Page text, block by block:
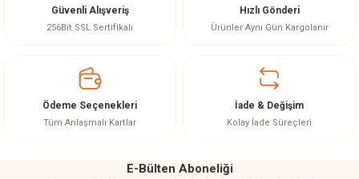
Ürün resmi kalitesiz, bozuk veya görüntülenemiyor.
Ürün bilgilerinde hatalar bulunuyor.
Bu ürüne benzer farklı alternatifler olmalı.
Güvenli Alışveriş
256Bit SSL Sertifikalı
Hızlı Gönderi
Ürünler Aynı Gün Kargolanır
Ödeme Seçenekleri
Tüm Anlaşmalı Kartlar
İade & Değişim
Kolay İade Süreçleri
E-Bülten Aboneliği